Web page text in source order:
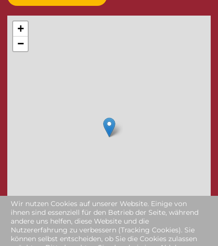
+
−
Wir nutzen Cookies auf unserer Website. Einige von
ihnen sind essenziell für den Betrieb der Seite, während
andere uns helfen, diese Website und die
Nutzererfahrung zu verbessern (Tracking Cookies). Sie
können selbst entscheiden, ob Sie die Cookies zulassen